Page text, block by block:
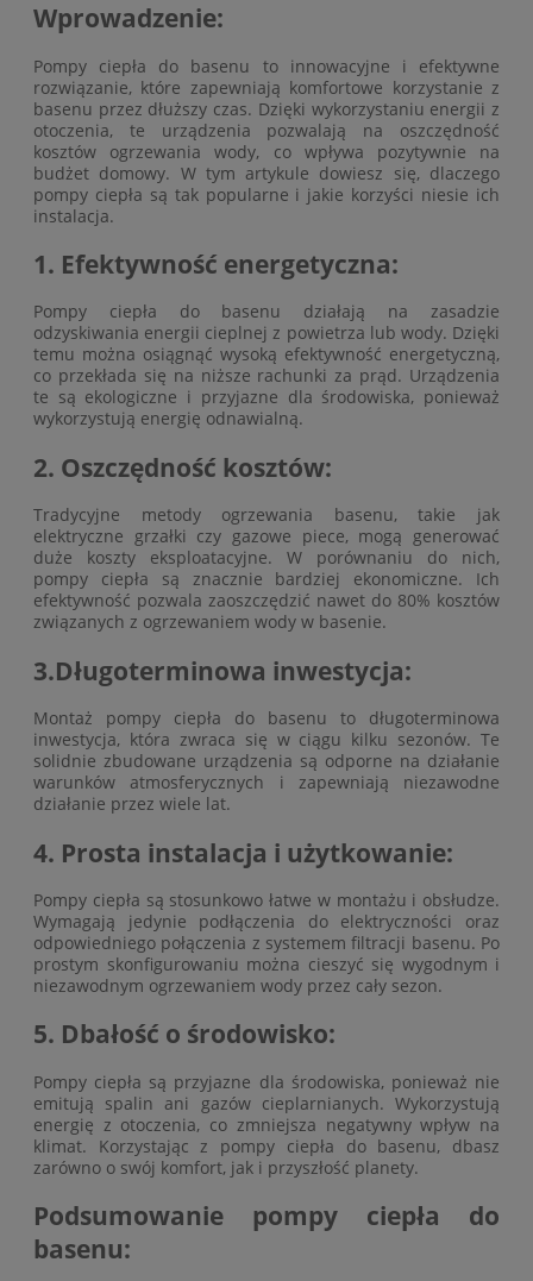
Wprowadzenie:
Pompy ciepła do basenu to innowacyjne i efektywne
rozwiązanie, które zapewniają komfortowe korzystanie z
basenu przez dłuższy czas. Dzięki wykorzystaniu energii z
otoczenia, te urządzenia pozwalają na oszczędność
kosztów ogrzewania wody, co wpływa pozytywnie na
budżet domowy. W tym artykule dowiesz się, dlaczego
pompy ciepła są tak popularne i jakie korzyści niesie ich
instalacja.
1. Efektywność energetyczna:
Pompy ciepła do basenu działają na zasadzie
odzyskiwania energii cieplnej z powietrza lub wody. Dzięki
temu można osiągnąć wysoką efektywność energetyczną,
co przekłada się na niższe rachunki za prąd. Urządzenia
te są ekologiczne i przyjazne dla środowiska, ponieważ
wykorzystują energię odnawialną.
2. Oszczędność kosztów:
Tradycyjne metody ogrzewania basenu, takie jak
elektryczne grzałki czy gazowe piece, mogą generować
duże koszty eksploatacyjne. W porównaniu do nich,
pompy ciepła są znacznie bardziej ekonomiczne. Ich
efektywność pozwala zaoszczędzić nawet do 80% kosztów
związanych z ogrzewaniem wody w basenie.
3.Długoterminowa inwestycja:
Montaż pompy ciepła do basenu to długoterminowa
inwestycja, która zwraca się w ciągu kilku sezonów. Te
solidnie zbudowane urządzenia są odporne na działanie
warunków atmosferycznych i zapewniają niezawodne
działanie przez wiele lat.
4. Prosta instalacja i użytkowanie:
Pompy ciepła są stosunkowo łatwe w montażu i obsłudze.
Wymagają jedynie podłączenia do elektryczności oraz
odpowiedniego połączenia z systemem filtracji basenu. Po
prostym skonfigurowaniu można cieszyć się wygodnym i
niezawodnym ogrzewaniem wody przez cały sezon.
5. Dbałość o środowisko:
Pompy ciepła są przyjazne dla środowiska, ponieważ nie
emitują spalin ani gazów cieplarnianych. Wykorzystują
energię z otoczenia, co zmniejsza negatywny wpływ na
klimat. Korzystając z pompy ciepła do basenu, dbasz
zarówno o swój komfort, jak i przyszłość planety.
Podsumowanie pompy ciepła do
basenu: